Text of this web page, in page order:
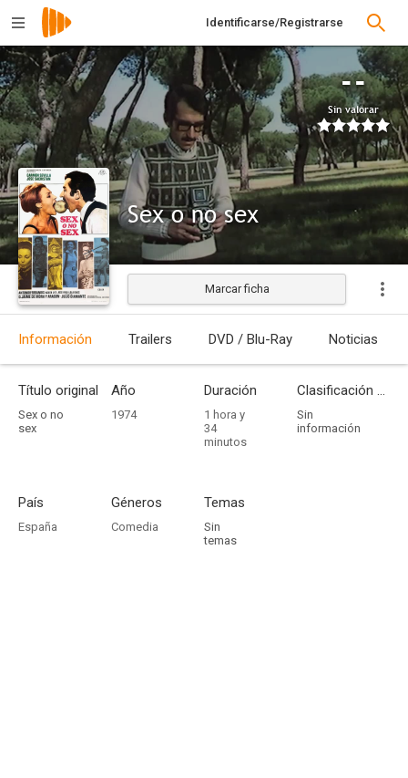
Identificarse/Registrarse
--
Sin valorar
Sex o no sex
Estrenada
Marcar ficha
Información Trailers DVD / Blu-Ray Noticias
Título original
Sex o no
sex
Año
1974
Duración
1 hora y
34
minutos
Clasificación por edades
Sin
información
País
España
Géneros
Comedia
Temas
Sin
temas